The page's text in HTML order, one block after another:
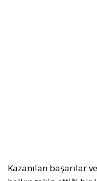
Kazanılan başarılar